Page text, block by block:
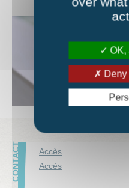
Accès
Accès
OK,